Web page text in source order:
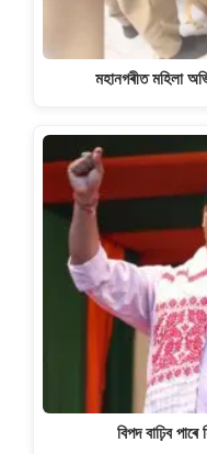
মহানগৰীত মহিলা
বিপদ বাঢ়িব